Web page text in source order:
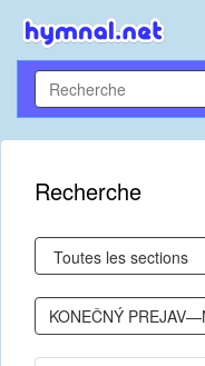
Recherche